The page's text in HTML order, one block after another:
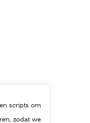
scripts om
zodat we